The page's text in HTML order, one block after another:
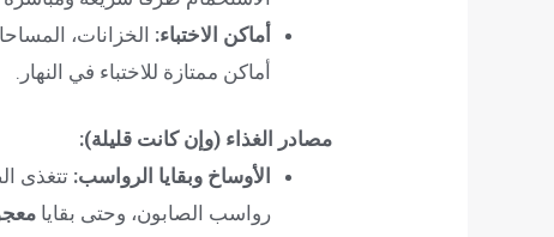
أماكن الاختباء: الخزانات،
أماكن ممتازة للاختباء في النهار.
مصادر الغذاء (وإن كانت قليلة):
الأوساخ وبقايا الرواسب: تتغذى
رواسب الصابون، وحتى بقايا